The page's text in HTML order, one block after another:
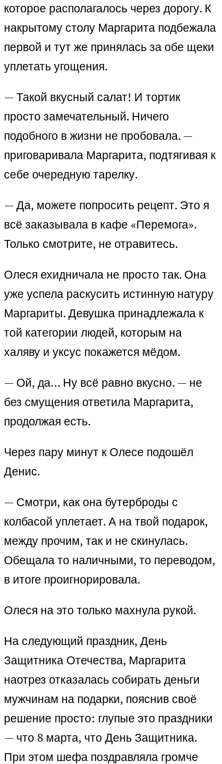
которое располагалось через дорогу. К
накрытому столу Маргарита подбежала
первой и тут же принялась за обе щеки
уплетать угощения.
— Такой вкусный салат! И тортик
просто замечательный. Ничего
подобного в жизни не пробовала. —
приговаривала Маргарита, подтягивая к
себе очередную тарелку.
— Да, можете попросить рецепт. Это я
всё заказывала в кафе «Перемога».
Только смотрите, не отравитесь.
Олеся ехидничала не просто так. Она
уже успела раскусить истинную натуру
Маргариты. Девушка принадлежала к
той категории людей, которым на
халяву и уксус покажется мёдом.
— Ой, да… Ну всё равно вкусно. — не
без смущения ответила Маргарита,
продолжая есть.
Через пару минут к Олесе подошёл
Денис.
— Смотри, как она бутерброды с
колбасой уплетает. А на твой подарок,
между прочим, так и не скинулась.
Обещала то наличными, то переводом,
в итоге проигнорировала.
Олеся на это только махнула рукой.
На следующий праздник, День
Защитника Отечества, Маргарита
наотрез отказалась собирать деньги
мужчинам на подарки, пояснив своё
решение просто: глупые это праздники
— что 8 марта, что День Защитника.
При этом шефа поздравляла громче